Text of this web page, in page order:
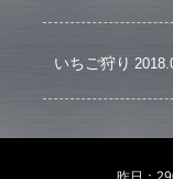
いちご狩り